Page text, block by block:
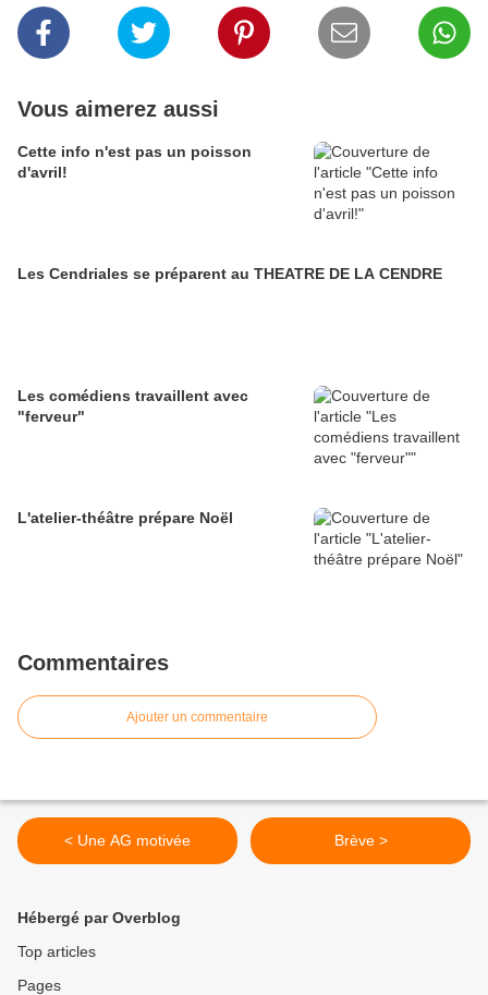
Vous aimerez aussi
Cette info n'est pas un poisson
d'avril!
Les Cendriales se préparent au THEATRE DE LA CENDRE
Les comédiens travaillent avec
"ferveur"
L'atelier-théâtre prépare Noël
Commentaires
Ajouter un commentaire
< Une AG motivée Brève >
Hébergé par Overblog
Top articles
Pages